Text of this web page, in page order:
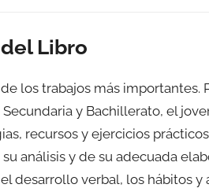
Libro
los trabajos más
y Bachillerato, el
recursos y ejercicios
análisis y de su adecuada
desarrollo verbal, los hábitos